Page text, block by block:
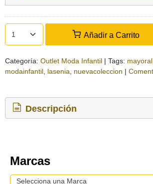
Añadir a Carrito
Categoría: Outlet Moda Infantil | Tags: mayoral
modainfantil lasenia nuevacoleccion |
Descripción
Marcas